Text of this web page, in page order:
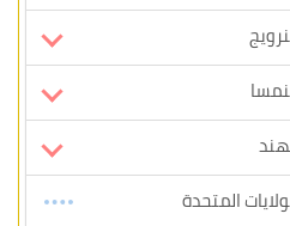
المتحدة